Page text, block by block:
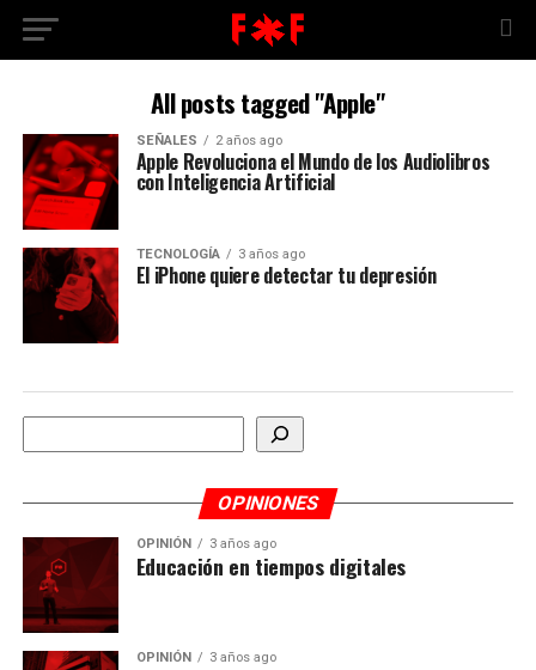
All posts tagged "Apple"
SEÑALES 2 años ago
Apple Revoluciona el Mundo de los Audiolibros
con Inteligencia Artificial
TECNOLOGÍA 3 años ago
El iPhone quiere detectar tu depresión
Buscar
OPINIONES
OPINIÓN 3 años ago
Educación en tiempos digitales
OPINIÓN 3 años ago